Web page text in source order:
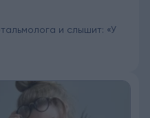
и слышит: «У